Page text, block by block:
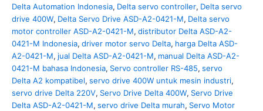
Delta Automation Indonesia, Delta servo controller, Delta servo
drive 400W, Delta Servo Drive ASD-A2-0421-M, Delta servo
motor controller ASD-A2-0421-M, distributor Delta ASD-A2-
0421-M Indonesia, driver motor servo Delta, harga Delta ASD-
A2-0421-M, jual Delta ASD-A2-0421-M, manual Delta ASD-A2-
0421-M bahasa Indonesia, Servo controller RS-485, servo
Delta A2 kompatibel, servo drive 400W untuk mesin industri,
servo drive Delta 220V, Servo Drive Delta 400W, Servo Drive
Delta ASD-A2-0421-M, servo drive Delta murah, Servo Motor